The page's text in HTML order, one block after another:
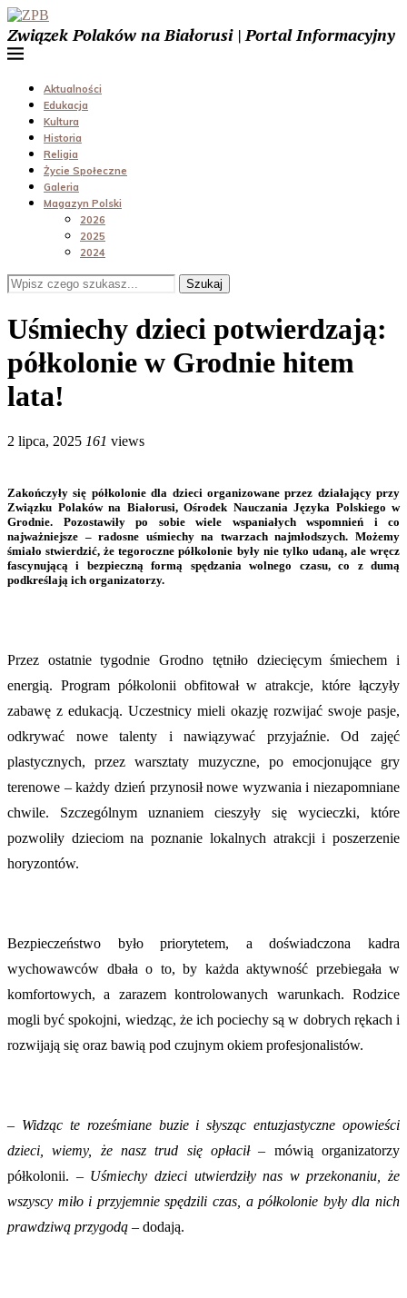
Związek Polaków na Białorusi | Portal Informacyjny
Aktualności
Edukacja
Kultura
Historia
Religia
Życie Społeczne
Galeria
Magazyn Polski
2026
2025
2024
Szukaj
Uśmiechy dzieci potwierdzają:
półkolonie w Grodnie hitem
lata!
2 lipca, 2025 161 views
Zakończyły się półkolonie dla dzieci organizowane przez działający przy
Związku Polaków na Białorusi, Ośrodek Nauczania Języka Polskiego w
Grodnie. Pozostawiły po sobie wiele wspaniałych wspomnień i co
najważniejsze – radosne uśmiechy na twarzach najmłodszych. Możemy
śmiało stwierdzić, że tegoroczne półkolonie były nie tylko udaną, ale wręcz
fascynującą i bezpieczną formą spędzania wolnego czasu, co z dumą
podkreślają ich organizatorzy.
Przez ostatnie tygodnie Grodno tętniło dziecięcym śmiechem i
energią. Program półkolonii obfitował w atrakcje, które łączyły
zabawę z edukacją. Uczestnicy mieli okazję rozwijać swoje pasje,
odkrywać nowe talenty i nawiązywać przyjaźnie. Od zajęć
plastycznych, przez warsztaty muzyczne, po emocjonujące gry
terenowe – każdy dzień przynosił nowe wyzwania i niezapomniane
chwile. Szczególnym uznaniem cieszyły się wycieczki, które
pozwoliły dzieciom na poznanie lokalnych atrakcji i poszerzenie
horyzontów.
Bezpieczeństwo było priorytetem, a doświadczona kadra
wychowawców dbała o to, by każda aktywność przebiegała w
komfortowych, a zarazem kontrolowanych warunkach. Rodzice
mogli być spokojni, wiedząc, że ich pociechy są w dobrych rękach i
rozwijają się oraz bawią pod czujnym okiem profesjonalistów.
– Widząc te roześmiane buzie i słysząc entuzjastyczne opowieści
dzieci, wiemy, że nasz trud się opłacił– mówią organizatorzy
półkolonii. – Uśmiechy dzieci utwierdziły nas w przekonaniu, że
wszyscy miło i przyjemnie spędzili czas, a półkolonie były dla nich
prawdziwą przygodą – dodają.